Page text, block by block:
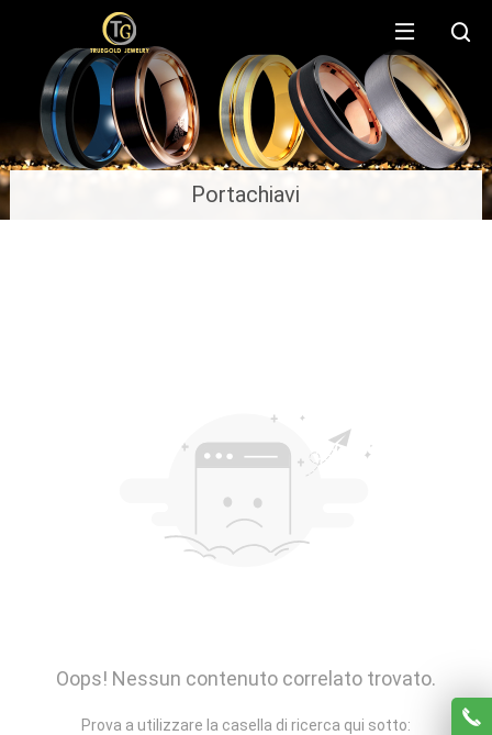
Portachiavi
Oops! Nessun contenuto correlato trovato.
Prova a utilizzare la casella di ricerca qui sotto: